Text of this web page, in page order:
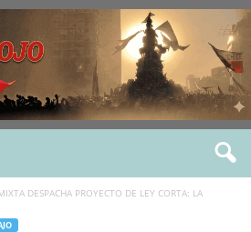
DESPACHA PROYECTO DE LEY CORTA: LA